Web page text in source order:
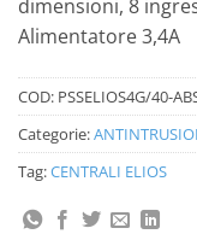
dimensioni, 8
Alimentatore 3,4A
COD: PSSELIOS4G/40-
Categorie:
Tag:CENTRALI ELIOS